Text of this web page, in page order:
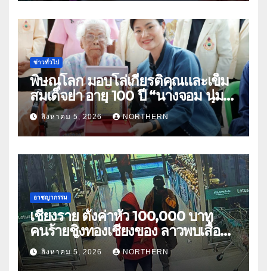
ข่าวทั่วไป
พิษณุโลก มอบโล่เกียรติคุณและเข็ม
สมเด็จย่า อายุ 100 ปี “นางจอม นุ่ม
เนตร” ตำบลบ้านกร่าง อำเภอเมือง
สิงหาคม 5, 2026 NORTHERN
อาชญากรรม
เชียงราย ตั้งค่าหัว 100,000 บาท
คนร้ายชิงทองเชียงของ ลาวพบเสื้อผ้า
คนร้ายตั้งจุดตรวจตามเส้นทาง
สิงหาคม 5, 2026 NORTHERN